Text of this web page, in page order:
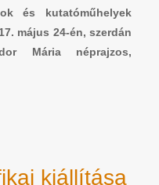
és kutatóműhelyek
május 24-én, szerdán
Mária néprajzos,
kiállítása